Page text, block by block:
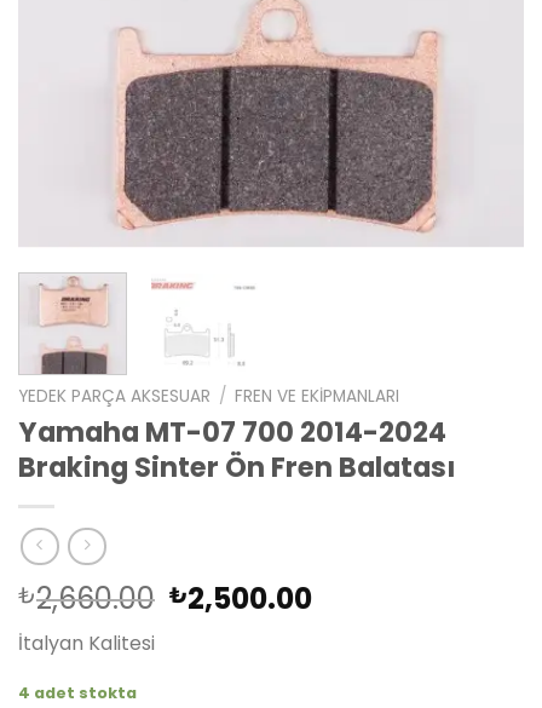
YEDEK PARÇA AKSESUAR / FREN VE EKIPMANLARI
Yamaha MT-07 700 2014-2024
Braking Sinter Ön Fren Balatası
₺2,660.00 Orijinal
₺2,500.00Şu
İtalyan Kalitesi
4 adet stokta